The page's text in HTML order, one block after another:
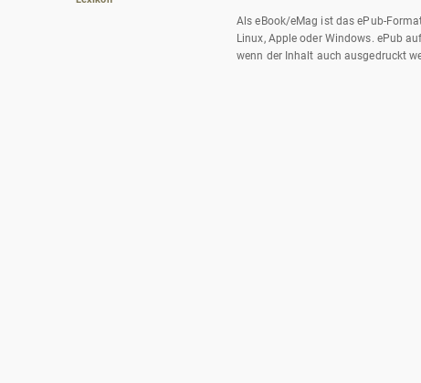
Als eBook/eMag ist das ePub-
Linux, Apple oder Windows. ePub
wenn der Inhalt auch ausgedruckt